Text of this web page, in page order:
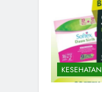
KESEHATAN